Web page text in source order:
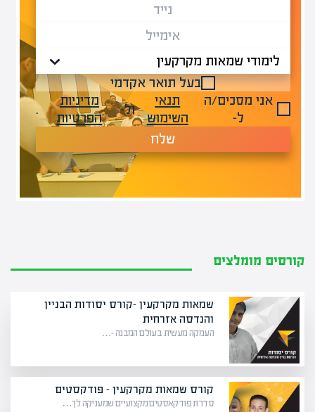
בעל תואר אקדמי
אני מסכים/ה
ל-
תנאי
השימוש
ול-
מדיניות
הפרטיות
.
שלח
קורסים מומלצים
שמאות מקרקעין -קורס יסודות הבניין
והנדסה אזרחית
העמקה מעשית בעולם המבנה –…
קורס שמאות מקרקעין – פודקסטים
סדרת פודקאסטים מקצועיים שמעניקה לך…